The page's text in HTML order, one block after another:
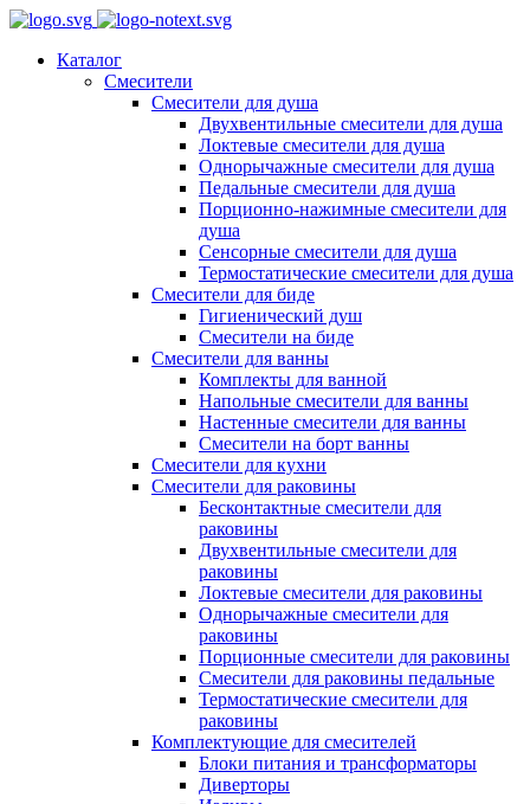
Каталог
Смесители
Смесители для душа
Двухвентильные смесители для душа
Локтевые смесители для душа
Однорычажные смесители для душа
Педальные смесители для душа
Порционно-нажимные смесители для
душа
Сенсорные смесители для душа
Термостатические смесители для душа
Смесители для биде
Гигиенический душ
Смесители на биде
Смесители для ванны
Комплекты для ванной
Напольные смесители для ванны
Настенные смесители для ванны
Смесители на борт ванны
Смесители для кухни
Смесители для раковины
Бесконтактные смесители для
раковины
Двухвентильные смесители для
раковины
Локтевые смесители для раковины
Однорычажные смесители для
раковины
Порционные смесители для раковины
Смесители для раковины педальные
Термостатические смесители для
раковины
Комплектующие для смесителей
Блоки питания и трансформаторы
Диверторы